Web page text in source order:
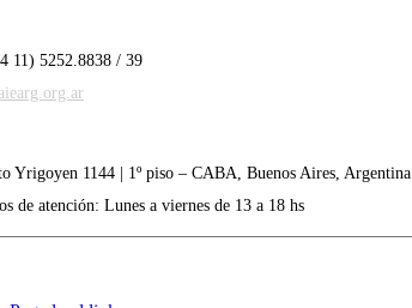
11) 5252.8838 / 39
Yrigoyen 1144 | 1º piso – CABA, Buenos Aires, Argentina
de atención: Lunes a viernes de 13 a 18 hs